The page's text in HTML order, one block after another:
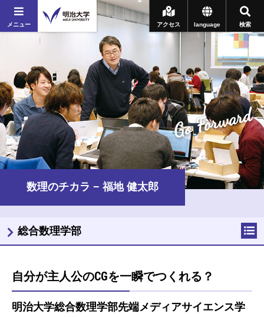
メニュー 検索
language
アクセス
Go Forward
数理のチカラ − 福地 健太郎
自分が主人公のCGを一瞬でつくれる？
明治大学総合数理学部先端メディアサイエンス学
総合数理学部